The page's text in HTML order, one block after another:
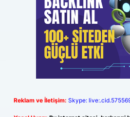
Reklam ve İletişim: Skype: